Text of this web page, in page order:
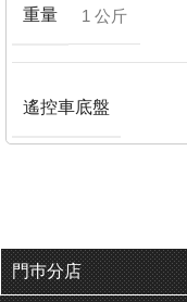
重量 1 公斤
遙控車底盤
門巿分店